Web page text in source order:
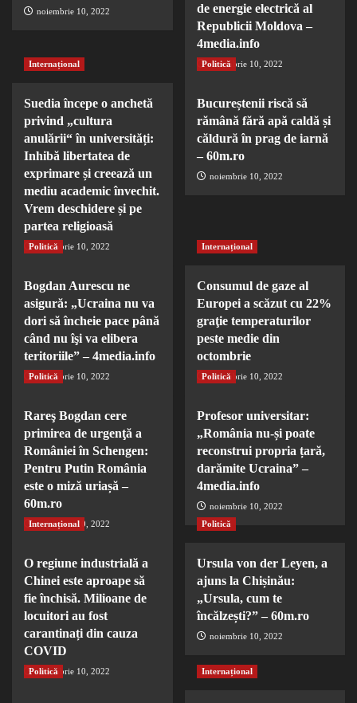
noiembrie 10, 2022
de energie electrică al
Republicii Moldova –
4media.info
noiembrie 10, 2022
Internațional
Suedia începe o anchetă
privind „cultura
anulării“ în universități:
Inhibă libertatea de
exprimare și creează un
mediu academic învechit.
Vrem deschidere și pe
partea religioasă
noiembrie 10, 2022
Politică
Bucureștenii riscă să
rămână fără apă caldă și
căldură în prag de iarnă
– 60m.ro
noiembrie 10, 2022
Politică
Bogdan Aurescu ne
asigură: „Ucraina nu va
dori să încheie pace până
când nu îşi va elibera
teritoriile” – 4media.info
noiembrie 10, 2022
Internațional
Consumul de gaze al
Europei a scăzut cu 22%
graţie temperaturilor
peste medie din
octombrie
noiembrie 10, 2022
Politică
Rareş Bogdan cere
primirea de urgenţă a
României în Schengen:
Pentru Putin România
este o miză uriașă –
60m.ro
noiembrie 10, 2022
Politică
Profesor universitar:
„România nu-și poate
reconstrui propria țară,
darămite Ucraina” –
4media.info
noiembrie 10, 2022
Internațional
O regiune industrială a
Chinei este aproape să
fie închisă. Milioane de
locuitori au fost
carantinați din cauza
COVID
noiembrie 10, 2022
Politică
Ursula von der Leyen, a
ajuns la Chișinău:
„Ursula, cum te
încălzești?” – 60m.ro
noiembrie 10, 2022
Politică Internațional